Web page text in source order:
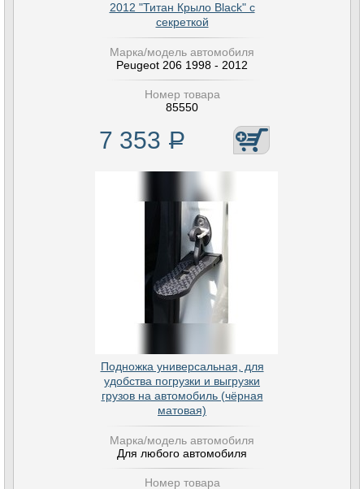
2012 "Титан Крыло Black" с
секреткой
Марка/модель автомобиля
Peugeot 206 1998 - 2012
Номер товара
85550
7 353 Р
Подножка универсальная, для
удобства погрузки и выгрузки
грузов на автомобиль (чёрная
матовая)
Марка/модель автомобиля
Для любого автомобиля
Номер товара